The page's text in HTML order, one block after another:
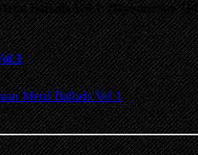
Ballads Vol.1 (Прочитано
Metal Ballads Vol.1.
»